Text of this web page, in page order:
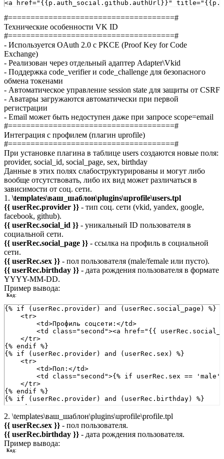
<a href="{{p.auth_social.github.authUrl}}"
#=====================================#
Технические особенности VK ID
#=====================================#
- Используется OAuth 2.0 с PKCE (Proof Key for Code
Exchange)
- Реализован через отдельный адаптер Adapter\Vkid
- Поддержка code_verifier и code_challenge для безопасного
обмена токенами
- Автоматическое управление session state для защиты от CSRF
- Аватары загружаются автоматически при первой
регистрации
- Email может быть недоступен даже при запросе scope=email
#=====================================#
Интеграция с профилем (плагин uprofile)
#=====================================#
При установке плагина в таблице users создаются новые поля:
provider, social_id, social_page, sex, birthday
Данные в этих полях слабоструктурированы и могут либо
вообще отсутствовать, либо их вид может различаться в
зависимости от соц. сети.
1. \templates\ваш_шаблон\plugins\uprofile\users.tpl
{{ userRec.provider }} - тип соц. сети (vkid, yandex, google,
facebook, github).
{{ userRec.social_id }} - уникальный ID пользователя в
социальной сети.
{{ userRec.social_page }} - ссылка на профиль в социальной
сети.
{{ userRec.sex }} - пол пользователя (male/female или пусто).
{{ userRec.birthday }} - дата рождения пользователя в формате
YYYY-MM-DD.
Пример вывода:
Код:
{% if (userRec.provider) and (userRec.social_page) %}
    <tr>
        <td>Профиль соцсети:</td>
<td class="second"><a href="{{
    </tr>
{% endif %}
{% if (userRec.provider) and (userRec.sex) %}
    <tr>
        <td>Пол:</td>
<td class="second">{% if userRec.sex ==
    </tr>
{% endif %}
{% if (userRec.provider) and (userRec.birthday) %}
    <tr>
        <td>Дата рождения:</td>
        <td class="second">{{ userRec.birthday }}</td>
    </tr>
{% endif %}
2. \templates\ваш_шаблон\plugins\uprofile\profile.tpl
{{ userRec.sex }} - пол пользователя.
{{ userRec.birthday }} - дата рождения пользователя.
Пример вывода:
Код: